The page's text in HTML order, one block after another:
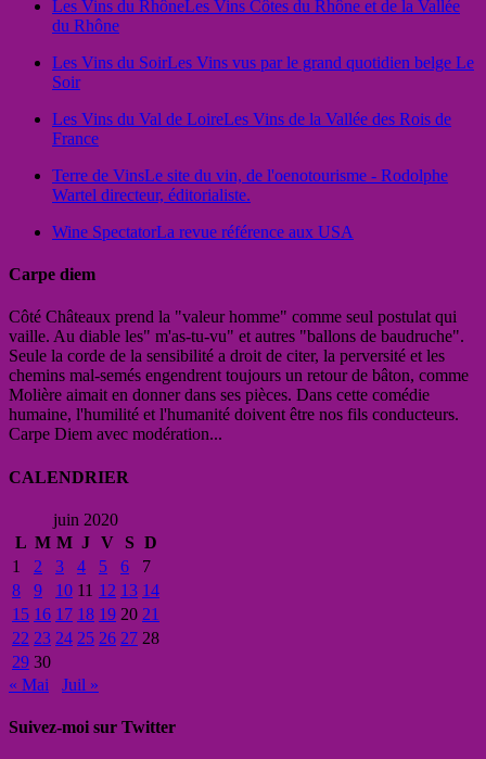
Les Vins du RhôneLes Vins Côtes du Rhône et de la Vallée
du Rhône
Les Vins du SoirLes Vins vus par le grand quotidien belge Le
Soir
Les Vins du Val de LoireLes Vins de la Vallée des Rois de
France
Terre de VinsLe site du vin, de l'oenotourisme - Rodolphe
Wartel directeur, éditorialiste.
Wine SpectatorLa revue référence aux USA
Carpe diem
Côté Châteaux prend la "valeur homme" comme seul postulat qui
vaille. Au diable les" m'as-tu-vu" et autres "ballons de baudruche".
Seule la corde de la sensibilité a droit de citer, la perversité et les
chemins mal-semés engendrent toujours un retour de bâton, comme
Molière aimait en donner dans ses pièces. Dans cette comédie
humaine, l'humilité et l'humanité doivent être nos fils conducteurs.
Carpe Diem avec modération...
CALENDRIER
juin 2020
L M M J V S D
1
2 3 4 5 6
7
8
9 10 11 12 13 14
15 16 17 18 19 20 21
22 23 24 25 26 27 28
29 30
« Mai
Juil »
Suivez-moi sur Twitter